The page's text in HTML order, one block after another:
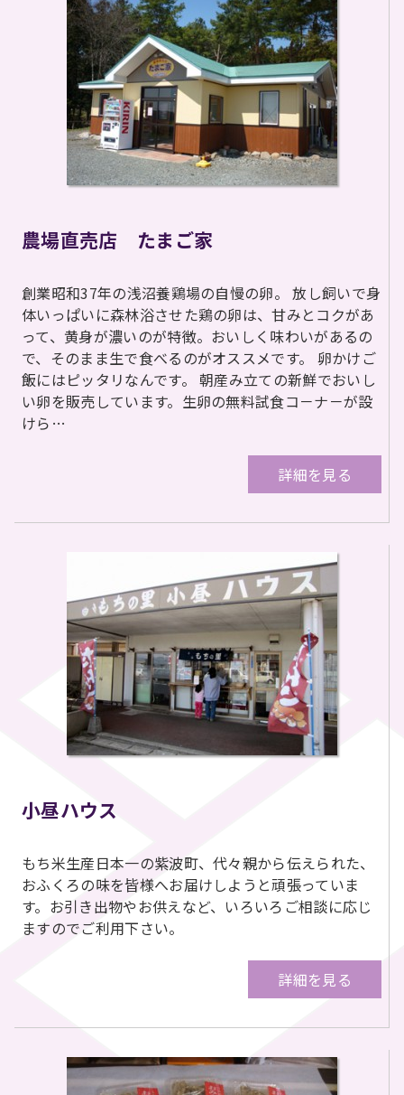
農場直売店 たまご家
創業昭和37年の浅沼養鶏場の自慢の卵。 放し飼いで身
体いっぱいに森林浴させた鶏の卵は、甘みとコクがあ
って、黄身が濃いのが特徴。おいしく味わいがあるの
で、そのまま生で食べるのがオススメです。 卵かけご
飯にはピッタリなんです。 朝産み立ての新鮮でおいし
い卵を販売しています。生卵の無料試食コ－ナ－が設
けら…
詳細を見る
小昼ハウス
もち米生産日本一の紫波町、代々親から伝えられた、
おふくろの味を皆様へお届けしようと頑張っていま
す。お引き出物やお供えなど、いろいろご相談に応じ
ますのでご利用下さい。
詳細を見る